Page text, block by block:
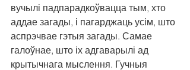
вучылі падпарадкоўвацца тым, хто
аддае загады, і пагарджаць усім, што
аспрэчвае гэтыя загады. Самае
галоўнае, што іх адгаварылі ад
крытычнага мыслення. Гучныя